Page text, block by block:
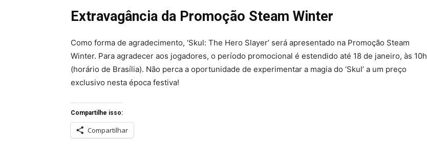
Extravagância da Promoção Steam Winter
Como forma de agradecimento, ‘Skul: The Hero Slayer’ será apresentado na Promoção Steam
Winter. Para agradecer aos jogadores, o período promocional é estendido até 18 de janeiro, às 10h
(horário de Brasília). Não perca a oportunidade de experimentar a magia do ‘Skul’ a um preço
exclusivo nesta época festiva!
Compartilhe isso:
Compartilhar